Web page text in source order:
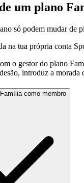
um plano
só podem mudar de
na tua própria conta
o gestor do plano
introduz a morada
como membro